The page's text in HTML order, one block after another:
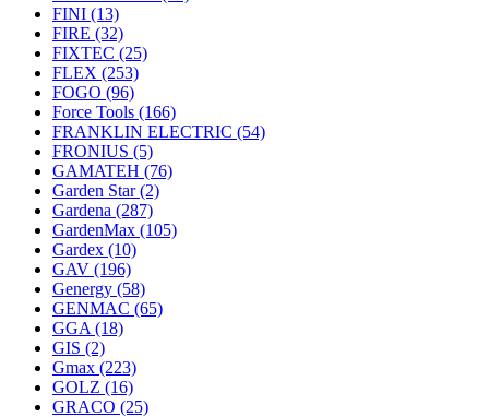
FINI (13)
FIRE (32)
FIXTEC (25)
FLEX (253)
FOGO (96)
Force Tools (166)
FRANKLIN ELECTRIC (54)
FRONIUS (5)
GAMATEH (76)
Garden Star(2)
Gardena (287)
GardenMax (105)
Gardex (10)
GAV (196)
Genergy (58)
GENMAC (65)
GGA (18)
GIS (2)
Gmax (223)
GOLZ (16)
GRACO (25)